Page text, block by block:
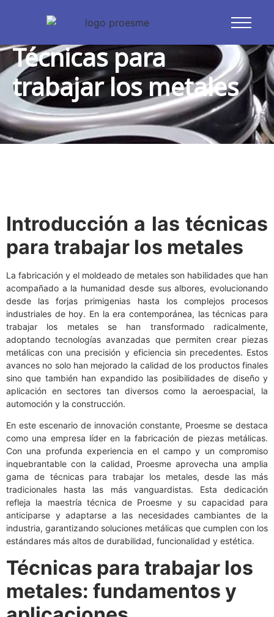
Técnicas para
trabajar los metales
Introducción a las técnicas
para trabajar los metales
La fabricación y el moldeado de metales son habilidades que han
acompañado a la humanidad desde sus albores, evolucionando
desde las forjas primigenias hasta los complejos procesos
industriales de hoy. En la era contemporánea, las técnicas para
trabajar los metales se han transformado radicalmente,
adoptando tecnologías avanzadas que permiten crear piezas
metálicas con una precisión y eficiencia sin precedentes. Estos
avances no solo han mejorado la calidad de los productos finales
sino que también han expandido las posibilidades de diseño y
aplicación en sectores tan diversos como la aeroespacial, la
automoción y la construcción.
En este escenario de innovación constante, Proesme se destaca
como una empresa líder en la fabricación de piezas metálicas.
Con una profunda experiencia en el campo y un compromiso
inquebrantable con la calidad, Proesme aprovecha una amplia
gama de técnicas para trabajar los metales, desde las más
tradicionales hasta las más vanguardistas. Esta dedicación
refleja la maestría técnica de Proesme y su capacidad para
anticiparse y adaptarse a las necesidades cambiantes de la
industria, garantizando soluciones metálicas que cumplen con los
estándares más altos de durabilidad, funcionalidad y estética.
Técnicas para trabajar los
metales: fundamentos y